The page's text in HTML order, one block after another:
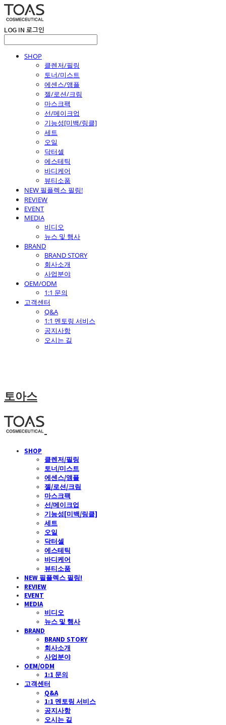
LOG IN 로그인
SHOP
클렌저/필링
토너/미스트
에센스/앰플
젤/로션/크림
마스크팩
선/메이크업
기능성[미백/링클]
세트
오일
닥터셀
에스테틱
바디케어
뷰티소품
NEW 필플렉스 필링!
REVIEW
EVENT
MEDIA
비디오
뉴스 및 행사
BRAND
BRAND STORY
회사소개
사업분야
OEM/ODM
1:1 문의
고객센터
Q&A
1:1 멘토링 서비스
공지사항
오시는 길
토아스
SHOP
클렌저/필링
토너/미스트
에센스/앰플
젤/로션/크림
마스크팩
선/메이크업
기능성[미백/링클]
세트
오일
닥터셀
에스테틱
바디케어
뷰티소품
NEW 필플렉스 필링!
REVIEW
EVENT
MEDIA
비디오
뉴스 및 행사
BRAND
BRAND STORY
회사소개
사업분야
OEM/ODM
1:1 문의
고객센터
Q&A
1:1 멘토링 서비스
공지사항
오시는 길